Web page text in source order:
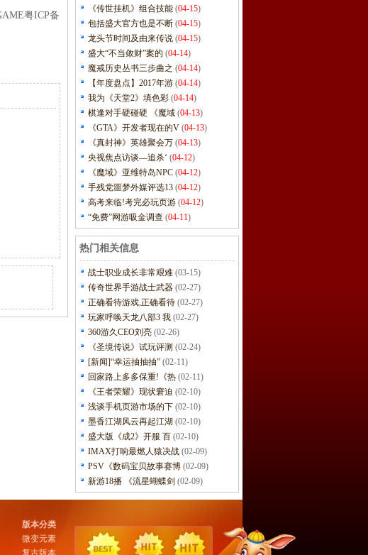
粤ICP备
《传世挂机》组合技能 (04-15)
包括盛大官方也是不断 (04-15)
龙头节时间及由来传说 (04-15)
盛大“不当敛财”案的 (04-14)
魔戒历史丛书三步曲之 (04-14)
【年度盘点】2017年游 (04-14)
我为《天堂2》填色彩 (04-14)
棋逢对手硬碰硬 《魔域 (04-13)
《GTA》开发者现在的V (04-13)
《真封神》英雄聚会万 (04-13)
央视焦点访谈—追杀‘ (04-12)
《魔域》亚维特岛NPC (04-12)
手残党噩梦外媒评选13 (04-12)
高考来临!考完必玩页游 (04-12)
“免费”网游吸金调查 (04-11)
热门相关信息
战士职业成长非常艰难 (03-15)
传奇世界手游战士武器 (02-27)
正确看待游戏,正确看待 (02-27)
玩家呼唤天龙八部3 我 (02-27)
360游久CEO刘亮 (02-26)
《圣境传说》试玩评测 (02-24)
[新闻]“幸运抽抽抽” (02-11)
回家路上多多保重!《热 (02-11)
《王者荣耀》现状窘迫 (02-10)
浅谈手机页游市场的下 (02-10)
墨香江湖风云再起江湖 (02-10)
盛大版《成2》开服 百 (02-10)
IMAX打响最燃人猿决战 (02-09)
PSV《数码宝贝故事赛博 (02-09)
新游18播 《流星蝴蝶剑 (02-09)
版本分类
微变元素
复古版本